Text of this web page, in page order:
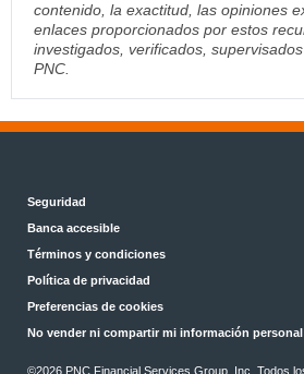
contenido, la exactitud, las opiniones
enlaces proporcionados por estos
investigados, verificados,
PNC.
Seguridad
Banca accesible
Términos y condiciones
Política de privacidad
Preferencias de cookies
No vender ni compartir mi información personal
©2026 PNC Financial Services Group, Inc. Todos